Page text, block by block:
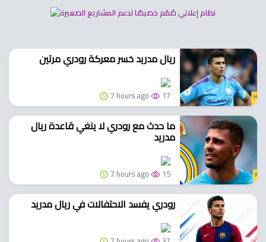
ريال مدريد خسر معركة رودري مرتين
7 hours ago 17
ما حدث مع رودري لا يلغي قاعدة ريال
مدريد
7 hours ago 15
رودري يفسد الاحتفالات في ريال مدريد